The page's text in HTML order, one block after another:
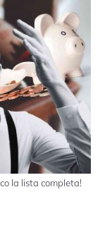
la lista completa!